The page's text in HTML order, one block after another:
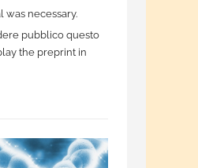
was necessary.
pubblico questo
the preprint in